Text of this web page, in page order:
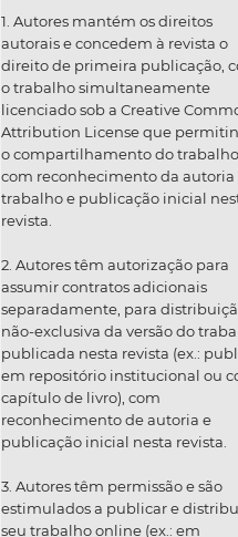
1. Autores mantém os direitos
autorais e concedem à revista o
direito de primeira publicação,
o trabalho simultaneamente
licenciado sob a Creative
Attribution License que
o compartilhamento do trabalho
com reconhecimento da autoria
trabalho e publicação inicial
revista.
2. Autores têm autorização para
assumir contratos adicionais
separadamente, para
não-exclusiva da versão do
publicada nesta revista (ex.:
em repositório institucional ou
capítulo de livro), com
reconhecimento de autoria e
publicação inicial nesta revista.
3. Autores têm permissão e são
estimulados a publicar e
seu trabalho online (ex.: em